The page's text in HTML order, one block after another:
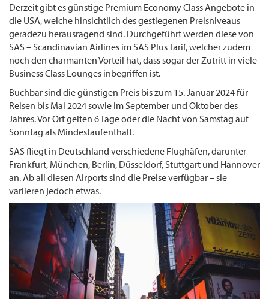
Derzeit gibt es günstige Premium Economy Class Angebote in
die USA, welche hinsichtlich des gestiegenen Preisniveaus
geradezu herausragend sind. Durchgeführt werden diese von
SAS – Scandinavian Airlines im SAS Plus Tarif, welcher zudem
noch den charmanten Vorteil hat, dass sogar der Zutritt in viele
Business Class Lounges inbegriffen ist.
Buchbar sind die günstigen Preis bis zum 15. Januar 2024 für
Reisen bis Mai 2024 sowie im September und Oktober des
Jahres. Vor Ort gelten 6 Tage oder die Nacht von Samstag auf
Sonntag als Mindestaufenthalt.
SAS fliegt in Deutschland verschiedene Flughäfen, darunter
Frankfurt, München, Berlin, Düsseldorf, Stuttgart und Hannover
an. Ab all diesen Airports sind die Preise verfügbar – sie
variieren jedoch etwas.